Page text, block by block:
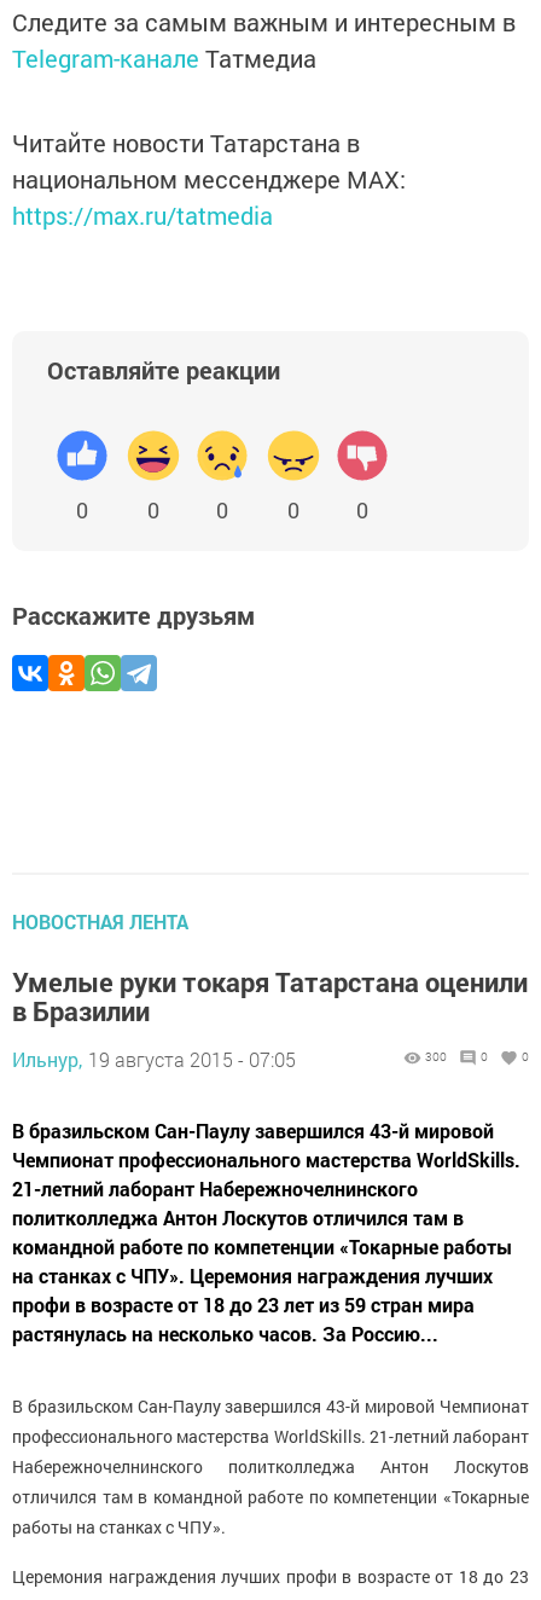
Следите за самым важным и интересным в
Telegram-канале Татмедиа
Читайте новости Татарстана в
национальном мессенджере MАХ:
https://max.ru/tatmedia
Оставляйте реакции
0 0 0 0 0
Расскажите друзьям
НОВОСТНАЯ ЛЕНТА
Умелые руки токаря Татарстана оценили
в Бразилии
Ильнур, 19 августа 2015 - 07:05 300 0 0
В бразильском Сан-Паулу завершился 43-й мировой
Чемпионат профессионального мастерства WorldSkills.
21-летний лаборант Набережночелнинского
политколледжа Антон Лоскутов отличился там в
командной работе по компетенции «Токарные работы
на станках с ЧПУ». Церемония награждения лучших
профи в возрасте от 18 до 23 лет из 59 стран мира
растянулась на несколько часов. За Россию...
В бразильском Сан-Паулу завершился 43-й мировой Чемпионат
профессионального мастерства WorldSkills. 21-летний лаборант
Набережночелнинского политколледжа Антон Лоскутов
отличился там в командной работе по компетенции «Токарные
работы на станках с ЧПУ».
Церемония награждения лучших профи в возрасте от 18 до 23